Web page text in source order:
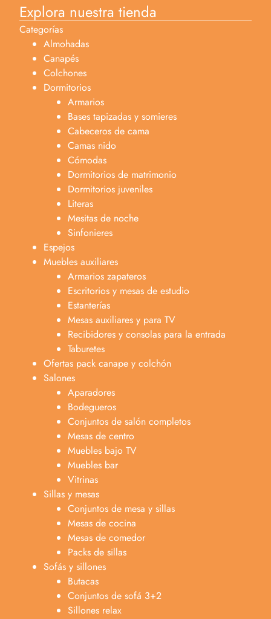
Explora nuestra tienda
Categorías
Almohadas
Canapés
Colchones
Dormitorios
Armarios
Bases tapizadas y somieres
Cabeceros de cama
Camas nido
Cómodas
Dormitorios de matrimonio
Dormitorios juveniles
Literas
Mesitas de noche
Sinfonieres
Espejos
Muebles auxiliares
Armarios zapateros
Escritorios y mesas de estudio
Estanterías
Mesas auxiliares y para TV
Recibidores y consolas para la entrada
Taburetes
Ofertas pack canape y colchón
Salones
Aparadores
Bodegueros
Conjuntos de salón completos
Mesas de centro
Muebles bajo TV
Muebles bar
Vitrinas
Sillas y mesas
Conjuntos de mesa y sillas
Mesas de cocina
Mesas de comedor
Packs de sillas
Sofás y sillones
Butacas
Conjuntos de sofá 3+2
Sillones relax